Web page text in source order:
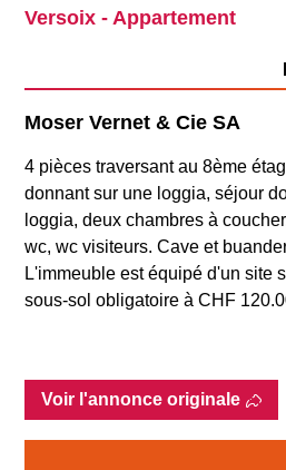
Versoix - Appartement
Moser Vernet & Cie SA
4 pièces traversant au 8ème
donnant sur une loggia, séjour
loggia, deux chambres à
wc, wc visiteurs. Cave et
L'immeuble est équipé d'un site
sous-sol obligatoire à CHF
Voir l'annonce originale